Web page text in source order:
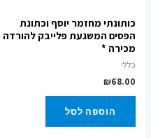
כותונתי מחזמר יוסף וכתונת
הפסים המשגעת פלייבק להורדה
מכירה *
כללי
₪68.00
הוספה לסל